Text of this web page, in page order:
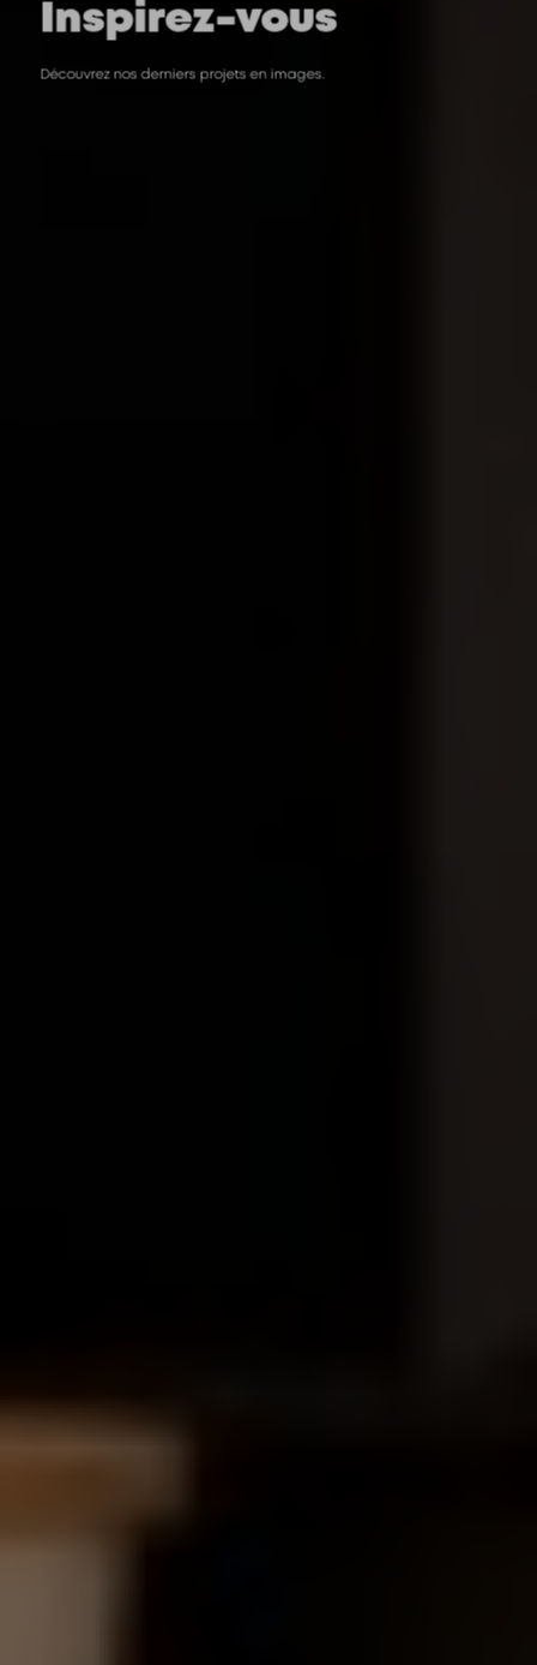
Inspirez-vous
Découvrez nos derniers projets en images.